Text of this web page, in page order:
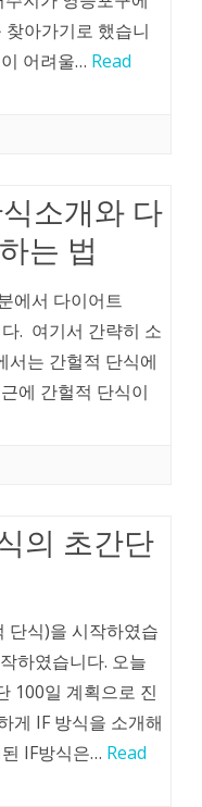
아가기로 했습니
어려울… Read
소개와 다
는 법
에서 다이어트
. 여기서 간략히 소
는 간헐적 단식에
에 간헐적 단식이
의 초간단
단식)을 시작하였습
하였습니다. 오늘
100일 계획으로 진
게 IF 방식을 소개해
IF방식은… Read